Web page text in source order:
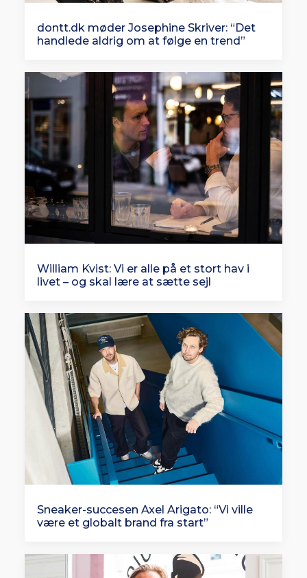
dontt.dk møder Josephine Skriver: “Det
handlede aldrig om at følge en trend”
William Kvist: Vi er alle på et stort hav i
livet – og skal lære at sætte sejl
Sneaker-succesen Axel Arigato: “Vi ville
være et globalt brand fra start”